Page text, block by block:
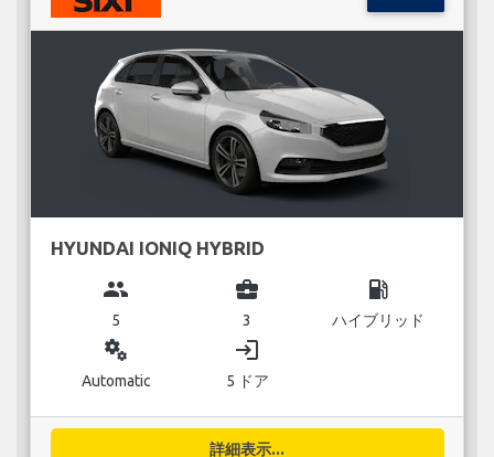
HYUNDAI IONIQ HYBRID
group
5
business_center
3
local_gas_station
ハイブリッド
miscellaneous_services
Automatic
login
5 ドア
詳細表示...